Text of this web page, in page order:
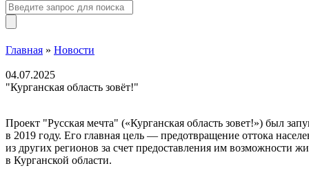
Главная » Новости
04.07.2025
"Курганская область зовёт!"
Проект "Русская мечта" («Курганская область зовет!») был
в 2019 году. Его главная цель — предотвращение оттока
из других регионов за счет предоставления им возможности
в Курганской области.